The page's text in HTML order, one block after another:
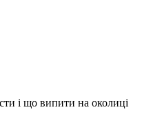
і що випити на околиці